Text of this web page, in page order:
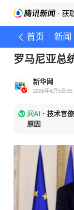
· 获
首页 新闻
罗马尼亚总
新华网
2026年6月5日
问AI · 技术官
原因